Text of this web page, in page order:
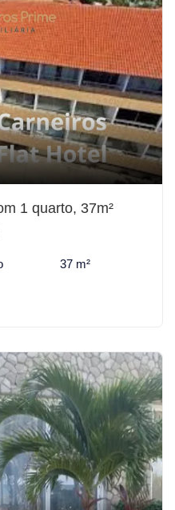
1 quarto, 37m²
37 m²